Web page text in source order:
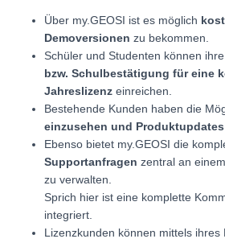
Über my.GEOSI ist es möglich
Demoversionen zu bekommen.
Schüler und Studenten können ihre
bzw. Schulbestätigung für eine
Jahreslizenz einreichen.
Bestehende Kunden haben die
einzusehen und Produktupdates
Ebenso bietet my.GEOSI die
Supportanfragen zentral an
zu verwalten.
Sprich hier ist eine komplette
integriert.
Lizenzkunden können mittels